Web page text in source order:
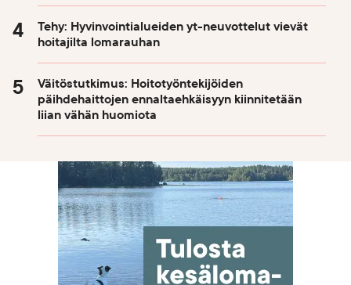
Tehy: Hyvinvointialueiden yt-neuvottelut vievät
hoitajilta lomarauhan
Väitöstutkimus: Hoitotyöntekijöiden
päihdehaittojen ennaltaehkäisyyn kiinnitetään
liian vähän huomiota